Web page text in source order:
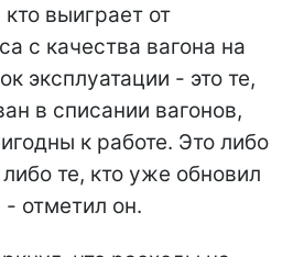
выиграет от
с качества вагона на
эксплуатации - это те,
в списании вагонов,
к работе. Это либо
те, кто уже обновил
- отметил он.